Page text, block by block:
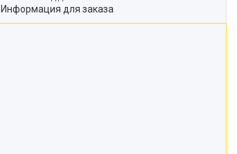
Информация для заказа